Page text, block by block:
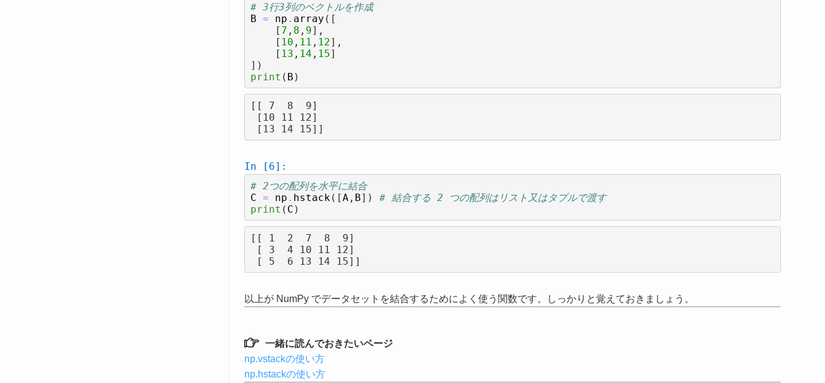
# 3行3列のベクトルを作成
B = np . array ([
[ 7 , 8 , 9],
[ 10 , 11 , 12],
[ 13 , 14 , 15]
])
print ( B )
[[ 7  8  9]
In [6]:
# 2つの配列を水平に結合
C = np . hstack ([A , B])
# 結合する 2 つの配列はリスト又はタプルで渡す
print ( C )
[[ 1  2  7  8  9]
以上が NumPy でデータセットを結合するためによく使う関数です。しっかりと覚えておきましょう。
一緒に読んでおきたいページ
np.vstackの使い方
np.hstackの使い方